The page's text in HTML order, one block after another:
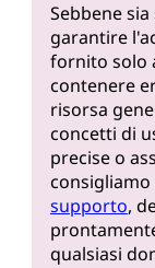
Sebbene
garantire
fornito solo
contenere
risorsa
concetti di
precise o
supporto,
qualsiasi